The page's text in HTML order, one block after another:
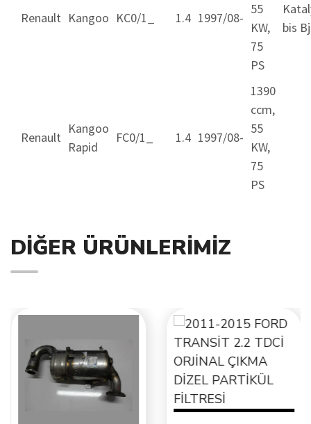
Renault Kangoo KC0/1_ 1.4 1997/08-
55
KW,
75
PS
bis
Renault
Kangoo
Rapid
FC0/1_ 1.4 1997/08-
1390
ccm,
55
KW,
75
PS
DIĞER ÜRÜNLERIMIZ